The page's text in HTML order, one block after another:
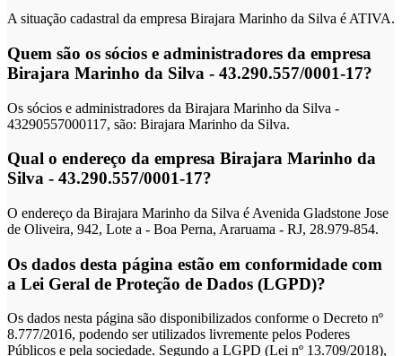
A situação cadastral da empresa Birajara Marinho da Silva é ATIVA.
Quem são os sócios e administradores da empresa
Birajara Marinho da Silva - 43.290.557/0001-17?
Os sócios e administradores da Birajara Marinho da Silva -
43290557000117, são: Birajara Marinho da Silva.
Qual o endereço da empresa Birajara Marinho da
Silva - 43.290.557/0001-17?
O endereço da Birajara Marinho da Silva é Avenida Gladstone Jose
de Oliveira, 942, Lote a - Boa Perna, Araruama - RJ, 28.979-854.
Os dados desta página estão em conformidade com
a Lei Geral de Proteção de Dados (LGPD)?
Os dados nesta página são disponibilizados conforme o Decreto nº
8.777/2016, podendo ser utilizados livremente pelos Poderes
Públicos e pela sociedade. Segundo a LGPD (Lei nº 13.709/2018),